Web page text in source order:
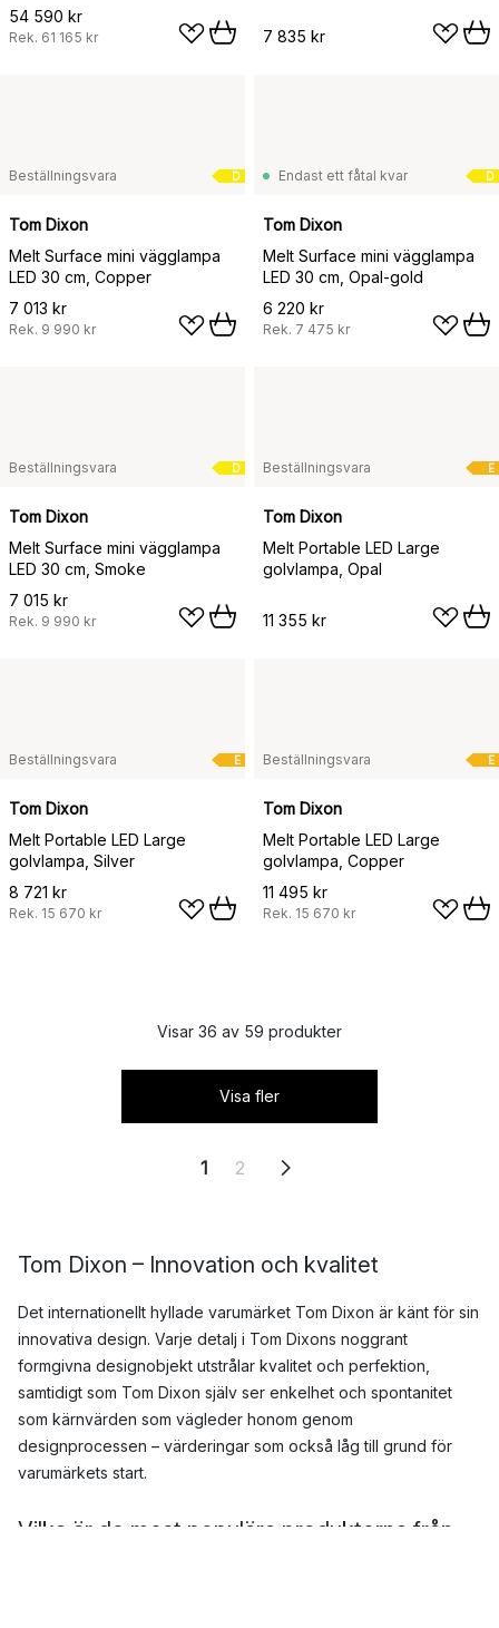
54 590 kr
Rek. 61 165 kr 7 835 kr
D
Beställningsvara
Tom Dixon
Melt Surface mini vägglampa
LED 30 cm, Copper
7 013 kr
Rek. 9 990 kr
D
Endast ett fåtal kvar
Tom Dixon
Melt Surface mini vägglampa
LED 30 cm, Opal-gold
6 220 kr
Rek. 7 475 kr
D
Beställningsvara
Tom Dixon
Melt Surface mini vägglampa
LED 30 cm, Smoke
7 015 kr
Rek. 9 990 kr
E
Beställningsvara
Tom Dixon
Melt Portable LED Large
golvlampa, Opal
11 355 kr
E
Beställningsvara
Tom Dixon
Melt Portable LED Large
golvlampa, Silver
8 721 kr
Rek. 15 670 kr
E
Beställningsvara
Tom Dixon
Melt Portable LED Large
golvlampa, Copper
11 495 kr
Rek. 15 670 kr
Visar 36 av 59 produkter
Visa fler
1 2
Tom Dixon – Innovation och kvalitet
Det internationellt hyllade varumärket Tom Dixon är känt för sin
innovativa design. Varje detalj i Tom Dixons noggrant
formgivna designobjekt utstrålar kvalitet och perfektion,
samtidigt som Tom Dixon själv ser enkelhet och spontanitet
som kärnvärden som vägleder honom genom
designprocessen – värderingar som också låg till grund för
varumärkets start.
Vilka är de mest populära produkterna från